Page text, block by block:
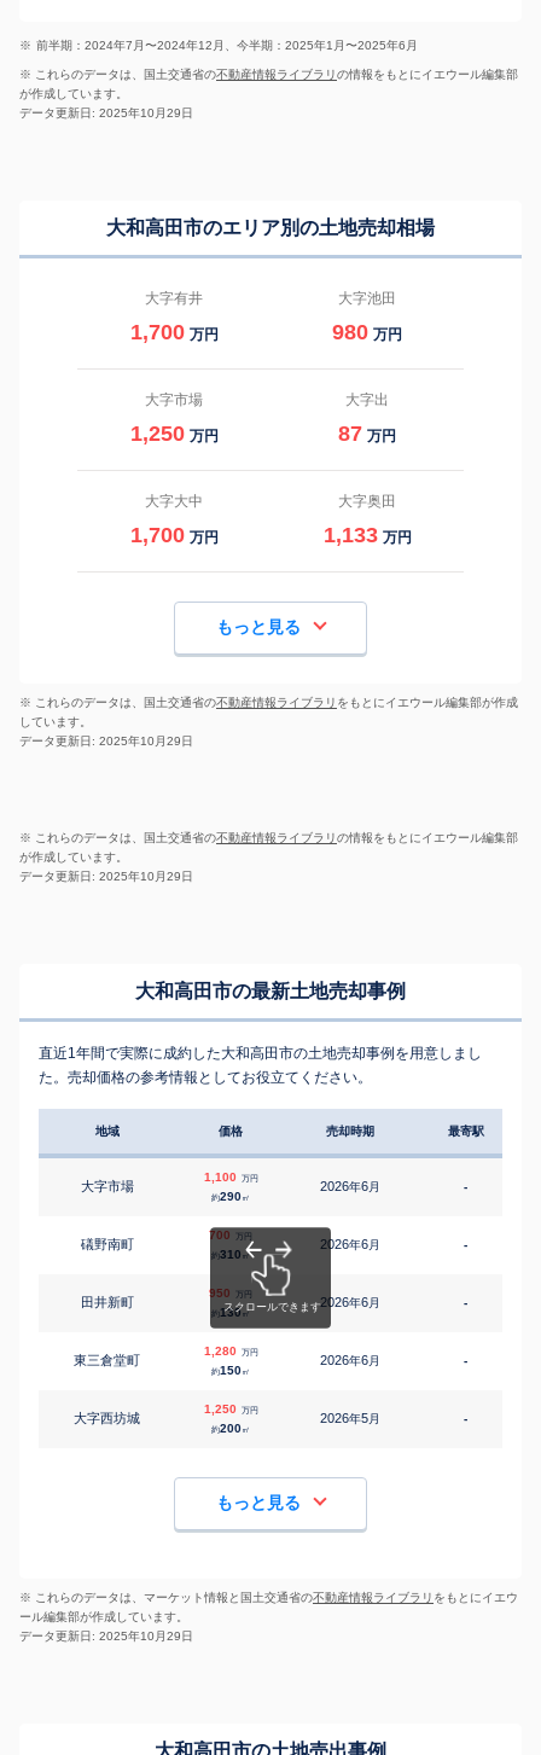
※ 前半期：2024年7月〜2024年12月、今半期：2025年1月〜2025年6月
※ これらのデータは、国土交通省の不動産情報ライブラリの情報をもとにイエウール編集部
が作成しています。
データ更新日: 2025年10月29日
大和高田市のエリア別の土地売却相場
大字有井
1,700 万円
大字池田
980 万円
大字市場
1,250 万円
大字出
87 万円
大字大中
1,700 万円
大字奥田
1,133 万円
もっと見る
※ これらのデータは、国土交通省の不動産情報ライブラリ をもとにイエウール編集部が作成
しています。
データ更新日: 2025年10月29日
※ これらのデータは、国土交通省の不動産情報ライブラリの情報をもとにイエウール編集部
が作成しています。
データ更新日: 2025年10月29日
大和高田市の最新土地売却事例
直近1年間で実際に成約した大和高田市の土地売却事例を用意しまし
た。売却価格の参考情報としてお役立てください。
地域 価格 売却時期 最寄駅
大字市場
1,100 万円
約290㎡
2026年6月 -
礒野南町
700 万円
約310 ㎡
2026年6月 -
田井新町
950 万円
約130㎡
2026年6月 -
東三倉堂町
1,280 万円
約150㎡
2026年6月 -
大字西坊城
1,250 万円
約200㎡
2026年5月 -
もっと見る
※ これらのデータは、マーケット情報と国土交通省の不動産情報ライブラリ をもとにイエウ
ール編集部が作成しています。
データ更新日: 2025年10月29日
大和高田市の土地売出事例